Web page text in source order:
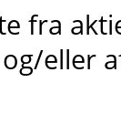
fra
eller